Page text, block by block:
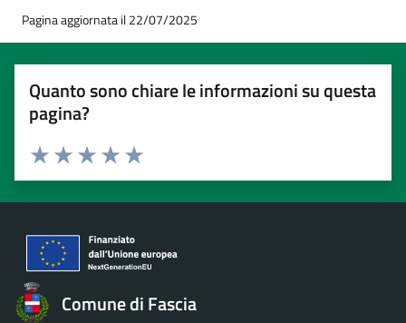
Pagina aggiornata il 22/07/2025
Quanto sono chiare le informazioni su questa
pagina?
Valuta 5 stelle su 5
Valuta 4 stelle su 5
Valuta 3 stelle su 5
Valuta 2 stelle su 5
Valuta 1 stelle su 5
Comune di Fascia